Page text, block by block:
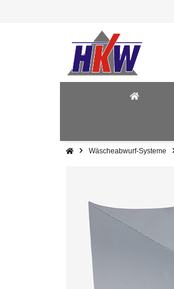
Wäscheabwurf-Systeme